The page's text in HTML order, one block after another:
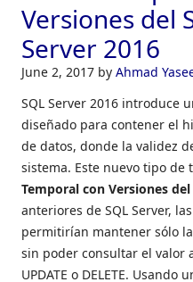
Versiones del
Server 2016
June 2, 2017 by Ahmad
SQL Server 2016 introduce
diseñado para contener el
de datos, donde la validez
sistema. Este nuevo tipo de
Temporal con Versiones
anteriores de SQL Server,
permitirían mantener sólo
sin poder consultar el valor
UPDATE o DELETE. Usando